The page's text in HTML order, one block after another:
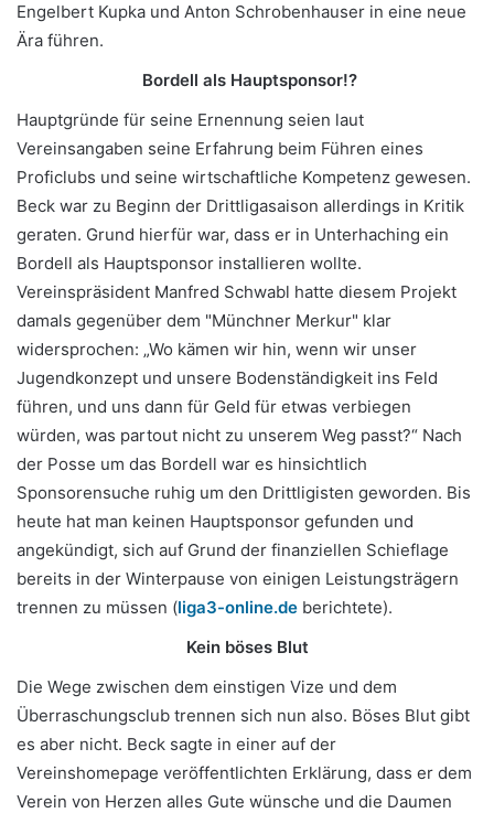
Engelbert Kupka und Anton Schrobenhauser in eine neue
Ära führen.
Bordell als Hauptsponsor!?
Hauptgründe für seine Ernennung seien laut
Vereinsangaben seine Erfahrung beim Führen eines
Proficlubs und seine wirtschaftliche Kompetenz gewesen.
Beck war zu Beginn der Drittligasaison allerdings in Kritik
geraten. Grund hierfür war, dass er in Unterhaching ein
Bordell als Hauptsponsor installieren wollte.
Vereinspräsident Manfred Schwabl hatte diesem Projekt
damals gegenüber dem "Münchner Merkur" klar
widersprochen: „Wo kämen wir hin, wenn wir unser
Jugendkonzept und unsere Bodenständigkeit ins Feld
führen, und uns dann für Geld für etwas verbiegen
würden, was partout nicht zu unserem Weg passt?“ Nach
der Posse um das Bordell war es hinsichtlich
Sponsorensuche ruhig um den Drittligisten geworden. Bis
heute hat man keinen Hauptsponsor gefunden und
angekündigt, sich auf Grund der finanziellen Schieflage
bereits in der Winterpause von einigen Leistungsträgern
trennen zu müssen (liga3-online.de berichtete).
Kein böses Blut
Die Wege zwischen dem einstigen Vize und dem
Überraschungsclub trennen sich nun also. Böses Blut gibt
es aber nicht. Beck sagte in einer auf der
Vereinshomepage veröffentlichten Erklärung, dass er dem
Verein von Herzen alles Gute wünsche und die Daumen